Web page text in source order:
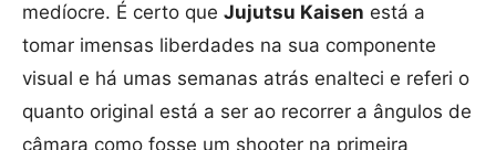
medíocre. É certo que Jujutsu Kaisen está a
tomar imensas liberdades na sua componente
visual e há umas semanas atrás enalteci e referi o
quanto original está a ser ao recorrer a ângulos de
câmara como fosse um shooter na primeira